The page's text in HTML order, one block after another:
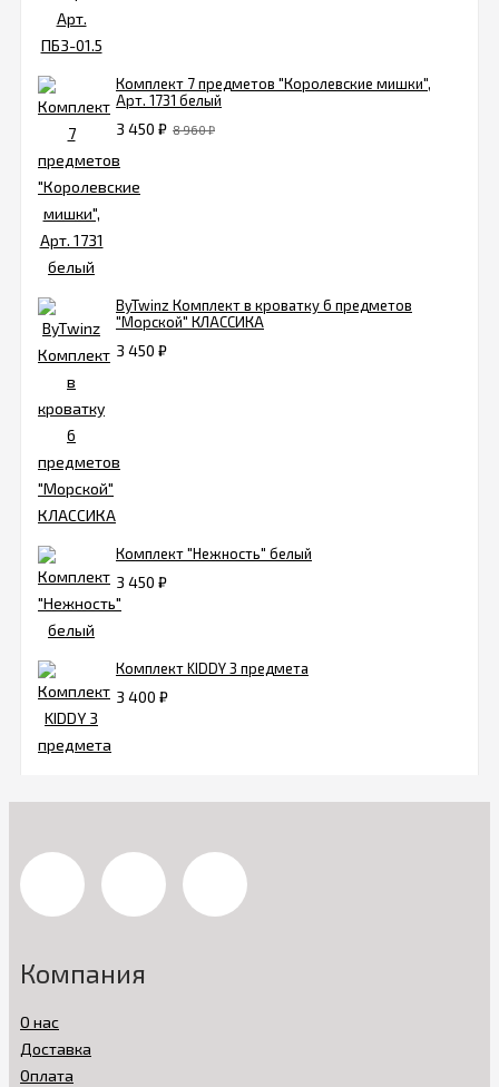
Комплект 7 предметов "Королевские мишки",
Арт. 1731 белый
3 450 ₽ 8 960₽
ByTwinz Комплект в кроватку 6 предметов
"Морской" КЛАССИКА
3 450 ₽
Комплект "Нежность" белый
3 450 ₽
Комплект KIDDY 3 предмета
3 400 ₽
Компания
О нас
Доставка
Оплата